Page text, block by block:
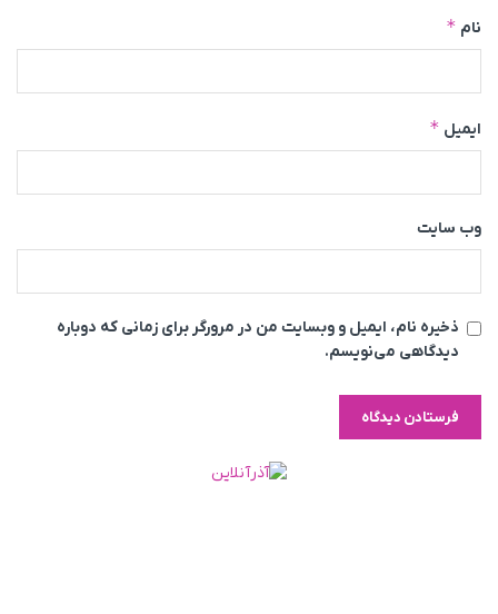
نام *
ایمیل *
وب‌ سایت
ذخیره نام، ایمیل و وبسایت من در مرورگر برای زمانی که دوباره
دیدگاهی می‌نویسم.